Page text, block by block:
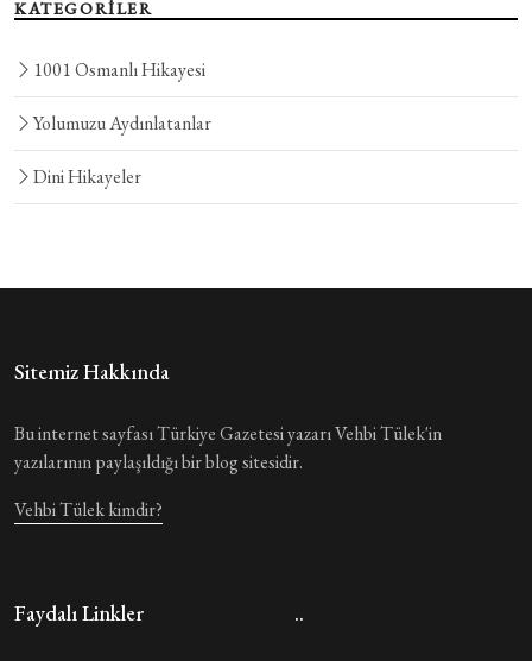
KATEGORİLER
1001 Osmanlı Hikayesi
Yolumuzu Aydınlatanlar
Dini Hikayeler
Sitemiz Hakkında
Bu internet sayfası Türkiye Gazetesi yazarı Vehbi Tülek'in
yazılarının paylaşıldığı bir blog sitesidir.
Vehbi Tülek kimdir?
Faydalı Linkler ..